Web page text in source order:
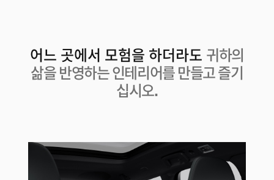
어느 곳에서 모험을 하더라도 귀하의
삶을 반영하는 인테리어를 만들고 즐기
십시오.